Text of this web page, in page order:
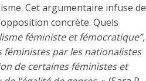
Cet argumentaire infuse de
concrète. Quels
féministe et fémocratique”,
par les nationalistes
de certaines féministes et